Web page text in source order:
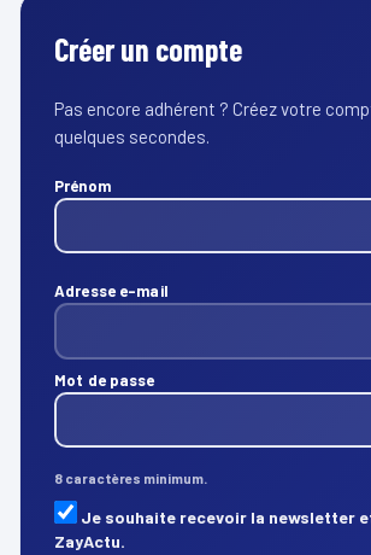
Créer un compte
Pas encore adhérent ? Créez votre
quelques secondes.
Prénom
Adresse e-mail
Mot de passe
8 caractères minimum.
Je souhaite recevoir la newsletter
ZayActu.